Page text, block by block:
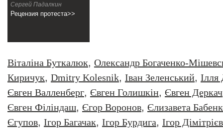
Сергей Падалкин
Рецензия протеста>>
Віталіна Буткалюк, Олександр Богаченко-
Киричук, Dmitry Kolesnik, Iван Зеленський, Iлля
Євген Валленберг, Євген Голишкін, Євген Деркач
Євген Філіндаш, Єгор Воронов, Єлизавета
Єгупов, Ігор Багачак, Ігор Бурдига, Ігор Дімітрієв